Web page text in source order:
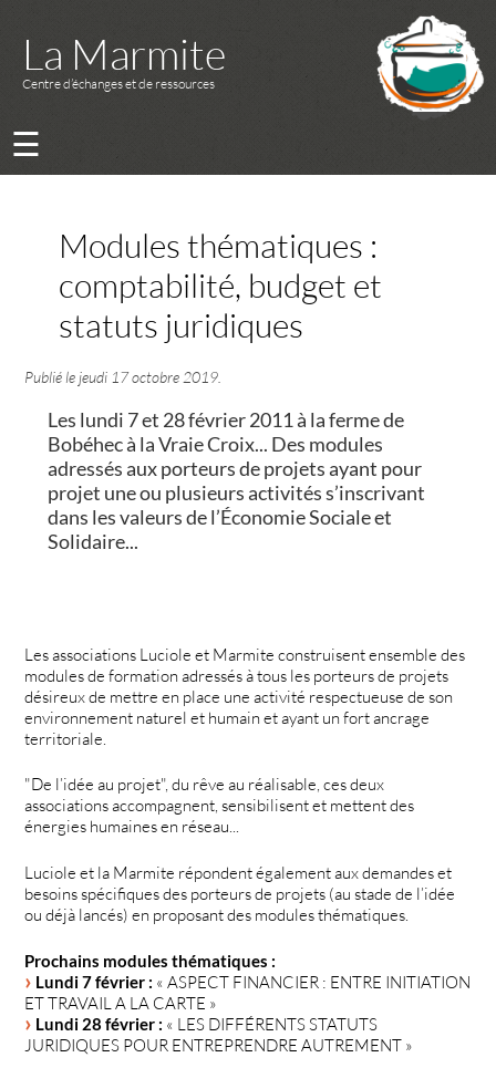
La Marmite
Centre d’échanges et de ressources
☰
Modules thématiques :
comptabilité, budget et
statuts juridiques
Publié le jeudi 17 octobre 2019
Les lundi 7 et 28 février 2011 à la ferme de
Bobéhec à la Vraie Croix... Des modules
adressés aux porteurs de projets ayant pour
projet une ou plusieurs activités s’inscrivant
dans les valeurs de l’Économie Sociale et
Solidaire...
Les associations Luciole et Marmite construisent ensemble des
modules de formation adressés à tous les porteurs de projets
désireux de mettre en place une activité respectueuse de son
environnement naturel et humain et ayant un fort ancrage
territoriale.
"De l’idée au projet", du rêve au réalisable, ces deux
associations accompagnent, sensibilisent et mettent des
énergies humaines en réseau...
Luciole et la Marmite répondent également aux demandes et
besoins spécifiques des porteurs de projets (au stade de l’idée
ou déjà lancés) en proposant des modules thématiques.
Prochains modules thématiques :
Lundi 7 février : « ASPECT FINANCIER : ENTRE INITIATION
ET TRAVAIL A LA CARTE »
Lundi 28 février : « LES DIFFÉRENTS STATUTS
JURIDIQUES POUR ENTREPRENDRE AUTREMENT »